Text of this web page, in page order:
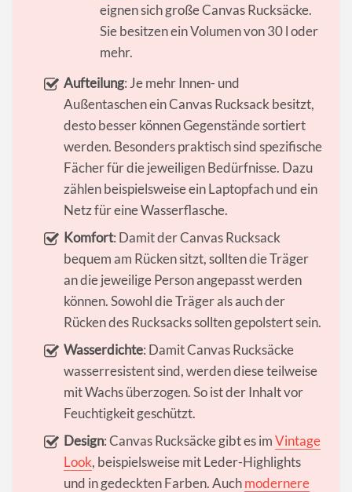
eignen sich große Canvas Rucksäcke.
Sie besitzen ein Volumen von 30 l oder
mehr.
Aufteilung: Je mehr Innen- und
Außentaschen ein Canvas Rucksack besitzt,
desto besser können Gegenstände sortiert
werden. Besonders praktisch sind spezifische
Fächer für die jeweiligen Bedürfnisse. Dazu
zählen beispielsweise ein Laptopfach und ein
Netz für eine Wasserflasche.
Komfort: Damit der Canvas Rucksack
bequem am Rücken sitzt, sollten die Träger
an die jeweilige Person angepasst werden
können. Sowohl die Träger als auch der
Rücken des Rucksacks sollten gepolstert sein.
Wasserdichte: Damit Canvas Rucksäcke
wasserresistent sind, werden diese teilweise
mit Wachs überzogen. So ist der Inhalt vor
Feuchtigkeit geschützt.
Design: Canvas Rucksäcke gibt es imVintage
Look, beispielsweise mit Leder-Highlights
und in gedeckten Farben. Auchmodernere